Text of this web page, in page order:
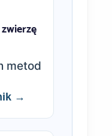
metod
→